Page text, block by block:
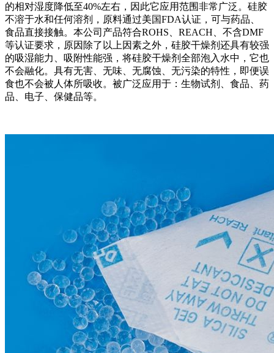
的相对湿度降低至40%左右，因此它应用范围非常广泛。硅胶
不溶于水和任何溶剂，原料通过美国FDA认证，可与药品、
食品直接接触。本公司产品符合ROHS、REACH、不含DMF
等认证要求，原因除了以上因素之外，硅胶干燥剂还具有较强
的吸湿能力、吸附性能强，将硅胶干燥剂全部泡入水中，它也
不会融化。具有无害、无味、无腐蚀、无污染的特性，即便误
食也不会被人体所吸收。被广泛应用于：生物试剂、食品、药
品、电子、保健品等。